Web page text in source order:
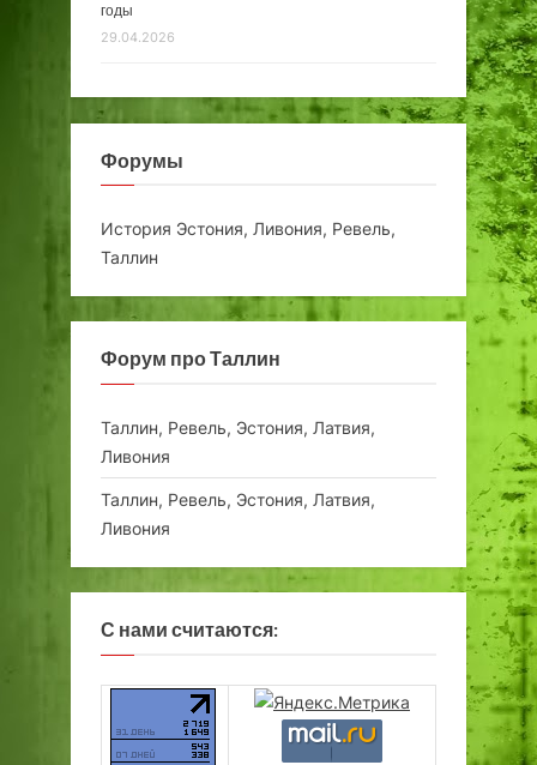
годы
29.04.2026
Форумы
История Эстония, Ливония, Ревель,
Таллин
Форум про Таллин
Таллин, Ревель, Эстония, Латвия,
Ливония
Таллин, Ревель, Эстония, Латвия,
Ливония
С нами считаются: